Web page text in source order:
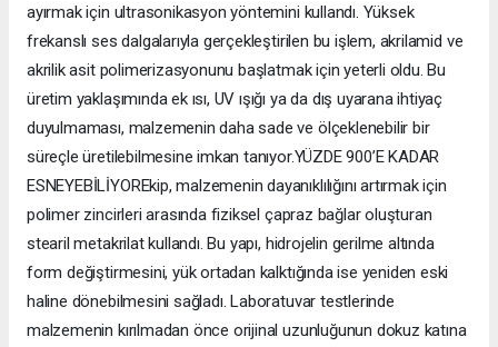
ayırmak için ultrasonikasyon yöntemini kullandı. Yüksek
frekanslı ses dalgalarıyla gerçekleştirilen bu işlem, akrilamid ve
akrilik asit polimerizasyonunu başlatmak için yeterli oldu. Bu
üretim yaklaşımında ek ısı, UV ışığı ya da dış uyarana ihtiyaç
duyulmaması, malzemenin daha sade ve ölçeklenebilir bir
süreçle üretilebilmesine imkan tanıyor.YÜZDE 900’E KADAR
ESNEYEBİLİYOREkip, malzemenin dayanıklılığını artırmak için
polimer zincirleri arasında fiziksel çapraz bağlar oluşturan
stearil metakrilat kullandı. Bu yapı, hidrojelin gerilme altında
form değiştirmesini, yük ortadan kalktığında ise yeniden eski
haline dönebilmesini sağladı. Laboratuvar testlerinde
malzemenin kırılmadan önce orijinal uzunluğunun dokuz katına